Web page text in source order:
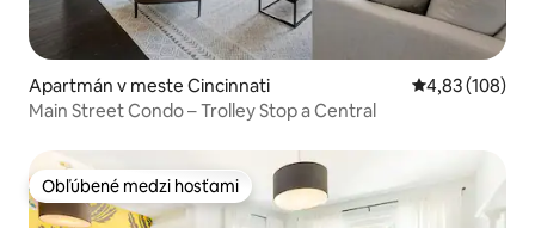
Apartmán v meste Cincinnati Priemerné
4,83 (108)
Main Street Condo – Trolley Stop a Central
Obľúbené medzi hosťami
Obľúbené medzi hosťami